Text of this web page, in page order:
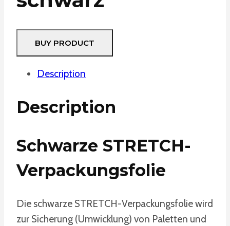
BUY PRODUCT
Description
Description
Schwarze STRETCH-
Verpackungsfolie
Die schwarze STRETCH-Verpackungsfolie wird
zur Sicherung (Umwicklung) von Paletten und